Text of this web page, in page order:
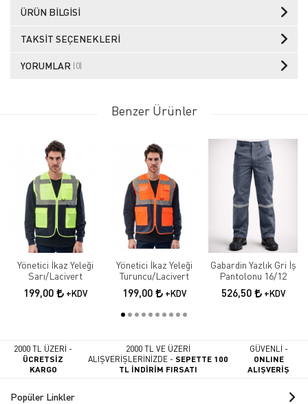
ÜRÜN BILGISI
TAKSIT SEÇENEKLERI
YORUMLAR (0)
Benzer Ürünler
Yönetici İkaz Yeleği
Sarı/Lacivert
199,00 +KDV
Yönetici İkaz Yeleği
Turuncu/Lacivert
199,00 +KDV
Gabardin Yazlık Gri İş
Pantolonu 16/12
526,50 +KDV
2000 TL ÜZERİ -
ÜCRETSİZ
KARGO
2000 TL VE ÜZERİ
ALIŞVERİŞLERİNİZDE -SEPETTE 100
TL İNDİRİM FIRSATI
GÜVENLİ -
ONLINE
ALIŞVERİŞ
Popüler Linkler